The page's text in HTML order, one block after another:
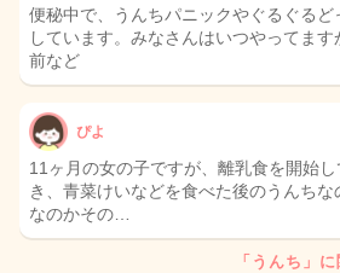
便秘中で、うんちパニックやぐるぐるど
しています。みなさんはいつやってま
前など
ぴよ
11ヶ月の女の子ですが、離乳食を開始
き、青菜けいなどを食べた後のうんち
なのかその…
「うんち」